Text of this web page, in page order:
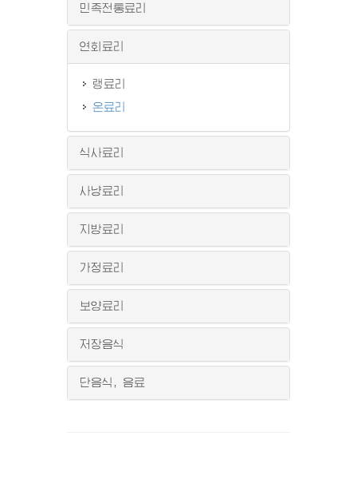
민족전통료리
연회료리
랭료리
온료리
식사료리
사냥료리
지방료리
가정료리
보양료리
저장음식
단음식, 음료